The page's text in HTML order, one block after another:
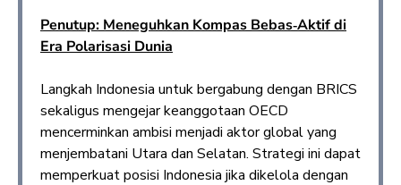
Penutup: Meneguhkan Kompas Bebas‑Aktif di
Era Polarisasi Dunia
Langkah Indonesia untuk bergabung dengan BRICS
sekaligus mengejar keanggotaan OECD
mencerminkan ambisi menjadi aktor global yang
menjembatani Utara dan Selatan. Strategi ini dapat
memperkuat posisi Indonesia jika dikelola dengan